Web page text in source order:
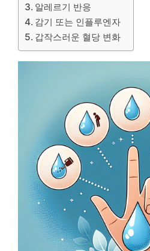
알레르기 반응
감기 또는 인플루엔자
갑작스러운 혈당 변화